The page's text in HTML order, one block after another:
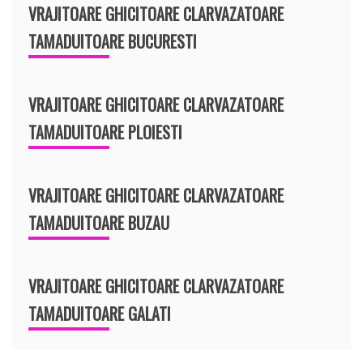
VRAJITOARE GHICITOARE CLARVAZATOARE
TAMADUITOARE BUCURESTI
VRAJITOARE GHICITOARE CLARVAZATOARE
TAMADUITOARE PLOIESTI
VRAJITOARE GHICITOARE CLARVAZATOARE
TAMADUITOARE BUZAU
VRAJITOARE GHICITOARE CLARVAZATOARE
TAMADUITOARE GALATI